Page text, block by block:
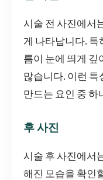
시술 전 사진에서
게 나타납니다. 특
름이 눈에 띄게
많습니다. 이런
만드는 요인 중 하
후 사진
시술 후 사진에서
해진 모습을 확인